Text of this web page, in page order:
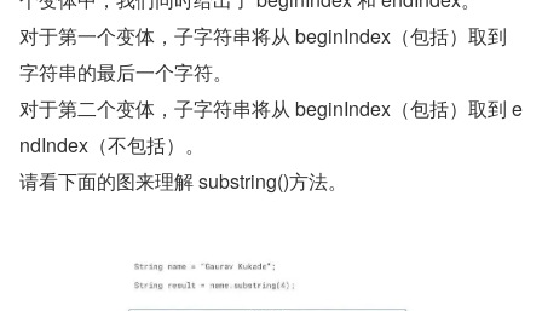
对于第一个变体，子字符串将从 beginIndex（包括）取到
字符串的最后一个字符。
对于第二个变体，子字符串将从 beginIndex（包括）取到 e
ndIndex（不包括）。
请看下面的图来理解 substring()方法。